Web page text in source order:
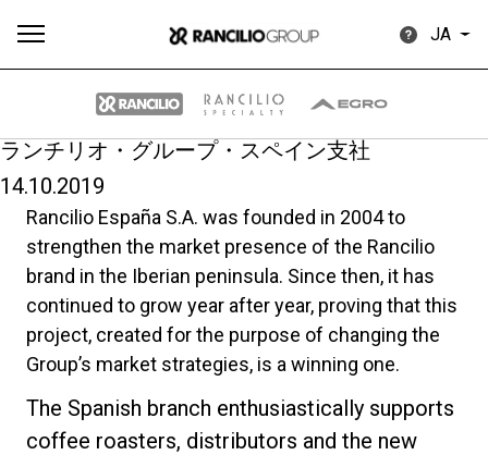
JA
ランチリオ・グループ・スペイン支社
14.10.2019
Rancilio España S.A. was founded in 2004 to
strengthen the market presence of the Rancilio
brand in the Iberian peninsula. Since then, it has
continued to grow year after year, proving that this
project, created for the purpose of changing the
Group’s market strategies, is a winning one.
The Spanish branch enthusiastically supports
coffee roasters, distributors and the new
す
べ
て
製品
情報
ニュ
ース
ダウン
もっ
と見
る
Our brands